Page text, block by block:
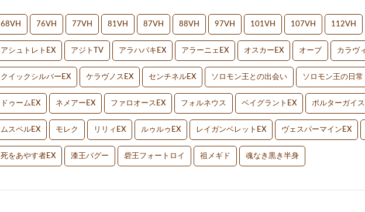
68VH 76VH 77VH 81VH 87VH 88VH 97VH 101VH 107VH 112VH
アシュトレトEX アジトTV アラハバキEX アラーニェEX オスカーEX オーブ カラヴ
クイックシルバーEX ケラヴノスEX センチネルEX ソロモン王との出会い ソロモン王の日常
ドゥームEX ネメアーEX ファロオースEX フォルネウス ベイグラントEX ポルターガイ
ムスペルEX モレク リリィEX ルゥルゥEX レイガンベレットEX ヴェスパーマインEX
死をあやす者EX 漆王バグー 砦王フォートロイ 祖メギド 魂なき黒き半身